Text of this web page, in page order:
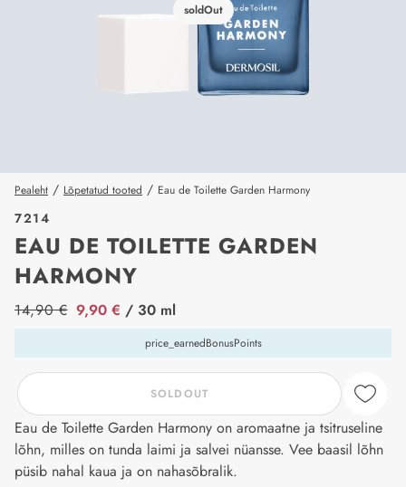
soldOut
Pealeht / Lõpetatud tooted / Eau de Toilette Garden Harmony
7214
EAU DE TOILETTE GARDEN
HARMONY
price_label
14,90 € 9,90 € / 30 ml
price_earnedBonusPoints
SOLDOUT
Eau de Toilette Garden Harmony on aromaatne ja tsitruseline
lõhn, milles on tunda laimi ja salvei nüansse. Vee baasil lõhn
püsib nahal kaua ja on nahasõbralik.